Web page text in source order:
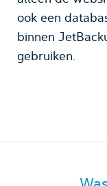
ook een
binnen
gebruiken.